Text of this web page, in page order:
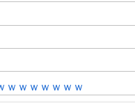
ｗｗｗｗｗｗｗ